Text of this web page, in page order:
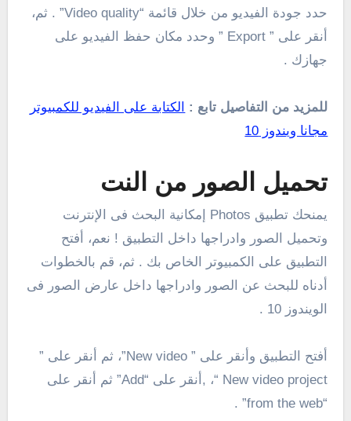
حدد جودة الفيديو من خلال قائمة “Video quality” . ثم،
أنقر على ” Export ” وحدد مكان حفظ الفيديو على
جهازك .
للمزيد من التفاصيل تابع :
الكتابة على الفيديو للكمبيوتر
مجانا ويندوز 10
تحميل الصور من النت
يمنحك تطبيق Photos إمكانية البحث فى الإنترنت
وتحميل الصور وادراجها داخل التطبيق ! نعم، أفتح
التطبيق على الكمبيوتر الخاص بك . ثم، قم بالخطوات
أدناه للبحث عن الصور وادراجها داخل عارض الصور فى
الويندوز 10 .
أفتح التطبيق وأنقر على ” New video”، ثم أنقر على ”
New video project “، ,أنقر على “Add” ثم أنقر على
“from the web” .